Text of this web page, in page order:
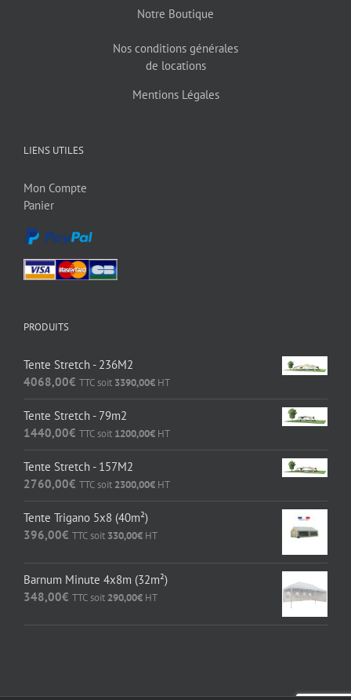
Notre Boutique
Nos conditions générales
de locations
Mentions Légales
LIENS UTILES
Mon Compte
Panier
PRODUITS
Tente Stretch - 236M2
4068,00€ TTC soit 3390,00€ HT
Tente Stretch - 79m2
1440,00€ TTC soit 1200,00€ HT
Tente Stretch - 157M2
2760,00€ TTC soit 2300,00€ HT
Tente Trigano 5x8 (40m²)
396,00€ TTC soit 330,00€ HT
Barnum Minute 4x8m (32m²)
348,00€ TTC soit 290,00€ HT